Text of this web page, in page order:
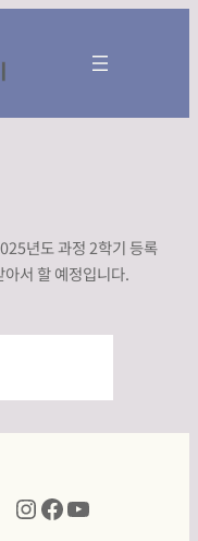
년도 과정 2학기 등록
서 할 예정입니다.
Instagram
Facebook
YouTube